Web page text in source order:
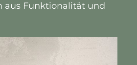
aus Funktionalität und